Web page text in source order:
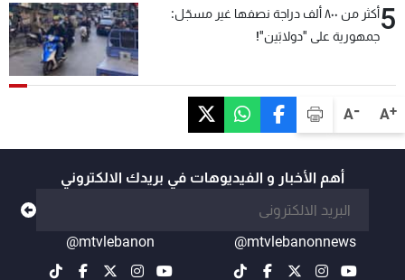
A+
A-
5
أكثر من ٨٠٠ ألف دراجة نصفها غير مسجّل:
جمهورية على "دولابَين"!
أهم الأخبار و الفيديوهات في بريدك الالكتروني
@mtvlebanonnews
@mtvlebanon